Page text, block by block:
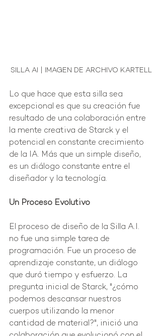
SILLA AI | IMAGEN DE ARCHIVO KARTELL
Lo que hace que esta silla sea
excepcional es que su creación fue
resultado de una colaboración entre
la mente creativa de Starck y el
potencial en constante crecimiento
de la IA. Más que un simple diseño,
es un diálogo constante entre el
diseñador y la tecnología.
Un Proceso Evolutivo
El proceso de diseño de la Silla A.I.
no fue una simple tarea de
programación. Fue un proceso de
aprendizaje constante, un diálogo
que duró tiempo y esfuerzo. La
pregunta inicial de Starck, "¿cómo
podemos descansar nuestros
cuerpos utilizando la menor
cantidad de material?", inició una